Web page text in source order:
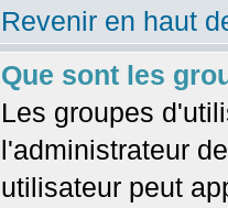
Revenir en haut
Que sont les
Les groupes
l'administrateur
utilisateur peut